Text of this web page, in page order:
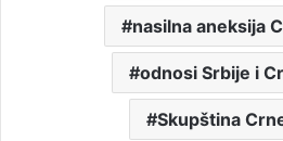
nasilna aneksija
odnosi Srbije i
Skupština